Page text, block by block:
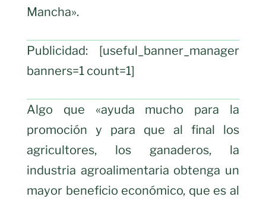
Mancha».
Publicidad: [useful_banner_manager
banners=1 count=1]
Algo que «ayuda mucho para la
promoción y para que al final los
agricultores, los ganaderos, la
industria agroalimentaria obtenga un
mayor beneficio económico, que es al